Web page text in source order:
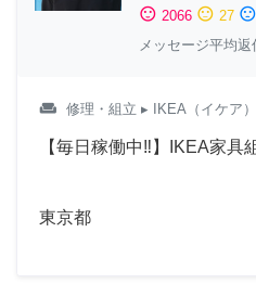
sentiment_satisfied 2066 sentiment_neutral 27 sentiment_dissatisfied
メッセージ平均
weekend 修理・組立 ▸ IKEA（イケア
【毎日稼働中‼︎】IKEA家具
東京都